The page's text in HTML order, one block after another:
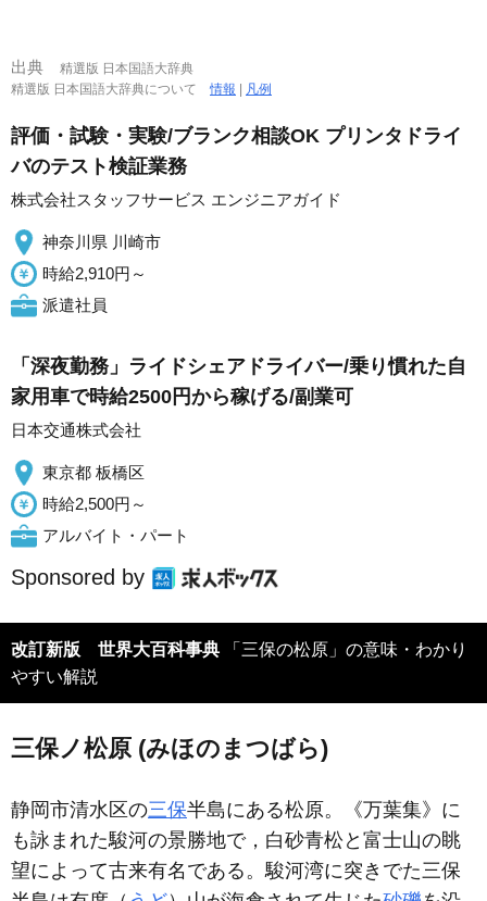
出典
精選版 日本国語大辞典
精選版 日本国語大辞典について情報 凡例
評価・試験・実験/ブランク相談OK プリンタドライ
バのテスト検証業務
株式会社スタッフサービス エンジニアガイド
神奈川県 川崎市
時給2,910円～
派遣社員
「深夜勤務」ライドシェアドライバー/乗り慣れた自
家用車で時給2500円から稼げる/副業可
日本交通株式会社
東京都 板橋区
時給2,500円～
アルバイト・パート
Sponsored by
改訂新版 世界大百科事典
やすい解説
三保ノ松原 (みほのまつばら)
静岡市清水区の三保半島にある松原。《万葉集》に
も詠まれた駿河の景勝地で，白砂青松と富士山の眺
望によって古来有名である。駿河湾に突きでた三保